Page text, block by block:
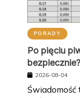
PORADY
Po pięciu
bezpiecznie?
2026-08-04
Świadomość